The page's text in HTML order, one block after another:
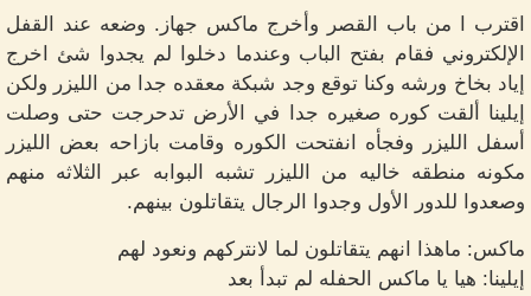
اقترب ا من باب القصر وأخرج ماكس جهاز. وضعه عند القفل
الإلكتروني فقام بفتح الباب وعندما دخلوا لم يجدوا شئ اخرج
إياد بخاخ ورشه وكنا توقع وجد شبكة معقده جدا من الليزر ولكن
إيلينا ألقت كوره صغيره جدا في الأرض تدحرجت حتى وصلت
أسفل الليزر وفجأه انفتحت الكوره وقامت بازاحه بعض الليزر
مكونه منطقه خاليه من الليزر تشبه البوابه عبر الثلاثه منهم
وصعدوا للدور الأول وجدوا الرجال يتقاتلون بينهم.
ماكس: ماهذا انهم يتقاتلون لما لانتركهم ونعود لهم
إيلينا: هيا يا ماكس الحفله لم تبدأ بعد